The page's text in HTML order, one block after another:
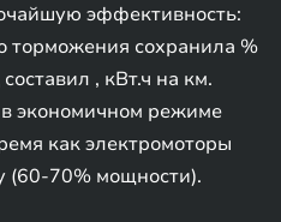
эффективность:
торможения сохранила %
, кВт.ч на км.
экономичном режиме
как электромоторы
(60-70% мощности).